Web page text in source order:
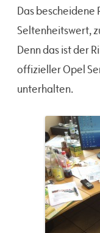
Das bescheidene
Seltenheitswert,
Denn das ist der
offizieller Opel
unterhalten.